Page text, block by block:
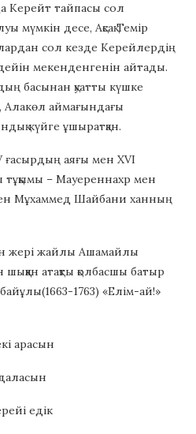
Керейт тайпасы сол
мүмкін десе, Ақсақ Темір
сол кезде Керейлердің
мекенденгенін айтады.
басынан қуатты күшке
Алакөл аймағындағы
күйге ұшыратқан.
ғасырдың аяғы мен XVI
– Мауереннахр мен
Мұхаммед Шайбани ханның
жерi жайлы Ашамайлы
атақты қолбасшы батыр
1763) «Елiм-ай!»
арасын
едiк